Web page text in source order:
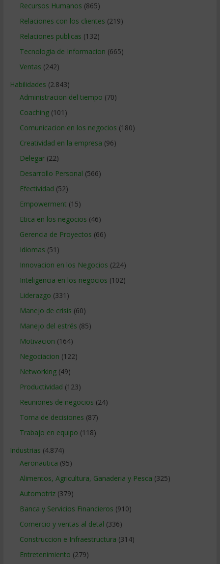
Recursos Humanos (865)
Relaciones con los clientes (219)
Relaciones publicas (132)
Tecnologia de Informacion (665)
Ventas (242)
Habilidades (2.843)
Administracion del tiempo (70)
Coaching(101)
Comunicacion en los negocios (180)
Creatividad en la empresa (96)
Delegar(22)
Desarrollo Personal (566)
Efectividad (52)
Empowerment (15)
Etica en los negocios (46)
Gerencia de Proyectos (66)
Idiomas (51)
Innovacion en los Negocios (224)
Inteligencia en los negocios (102)
Liderazgo (331)
Manejo de crisis (60)
Manejo del estrés (85)
Motivacion (164)
Negociacion (122)
Networking(49)
Productividad (123)
Reuniones de negocios (24)
Toma de decisiones (87)
Trabajo en equipo (118)
Industrias (4.874)
Aeronautica (95)
Alimentos, Agricultura, Ganaderia y Pesca (325)
Automotriz(379)
Banca y Servicios Financieros (910)
Comercio y ventas al detal (336)
Construccion e Infraestructura (314)
Entretenimiento (279)